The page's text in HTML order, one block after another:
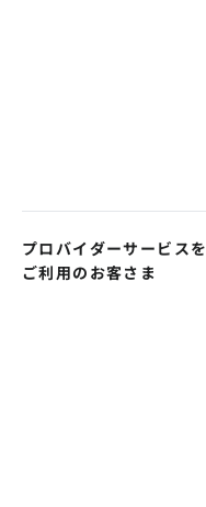
プロバイダーサービスを
ご利用のお客さま